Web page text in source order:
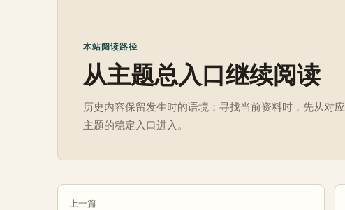
本站阅读路径
从主题总入口继续阅读
历史内容保留发生时的语境；寻找当前资料时，先从对应
主题的稳定入口进入。
上一篇